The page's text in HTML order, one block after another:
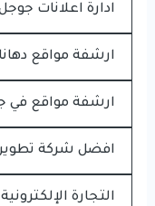
ادارة اعلانات
ارشفة مواقع
ارشفة مواقع في
افضل شركة
التجارة الإلكترونية